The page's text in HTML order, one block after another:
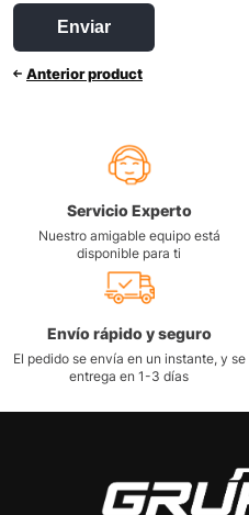
Anterior product
Servicio Experto
Nuestro amigable equipo está
disponible para ti
Envío rápido y seguro
El pedido se envía en un instante, y se
entrega en 1-3 días